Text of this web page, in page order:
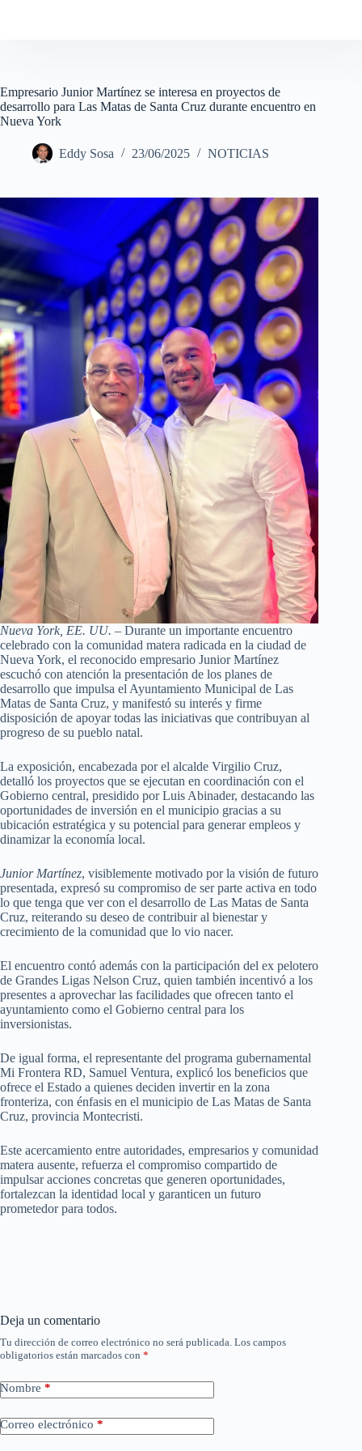
Empresario Junior Martínez se interesa en proyectos de
desarrollo para Las Matas de Santa Cruz durante encuentro en
Nueva York
Eddy Sosa 23/06/2025 NOTICIAS
Nueva York, EE. UU. – Durante un importante encuentro
celebrado con la comunidad matera radicada en la ciudad de
Nueva York, el reconocido empresario Junior Martínez
escuchó con atención la presentación de los planes de
desarrollo que impulsa el Ayuntamiento Municipal de Las
Matas de Santa Cruz, y manifestó su interés y firme
disposición de apoyar todas las iniciativas que contribuyan al
progreso de su pueblo natal.
La exposición, encabezada por el alcalde Virgilio Cruz,
detalló los proyectos que se ejecutan en coordinación con el
Gobierno central, presidido por Luis Abinader, destacando las
oportunidades de inversión en el municipio gracias a su
ubicación estratégica y su potencial para generar empleos y
dinamizar la economía local.
Junior Martínez, visiblemente motivado por la visión de futuro
presentada, expresó su compromiso de ser parte activa en todo
lo que tenga que ver con el desarrollo de Las Matas de Santa
Cruz, reiterando su deseo de contribuir al bienestar y
crecimiento de la comunidad que lo vio nacer.
El encuentro contó además con la participación del ex pelotero
de Grandes Ligas Nelson Cruz, quien también incentivó a los
presentes a aprovechar las facilidades que ofrecen tanto el
ayuntamiento como el Gobierno central para los
inversionistas.
De igual forma, el representante del programa gubernamental
Mi Frontera RD, Samuel Ventura, explicó los beneficios que
ofrece el Estado a quienes deciden invertir en la zona
fronteriza, con énfasis en el municipio de Las Matas de Santa
Cruz, provincia Montecristi.
Este acercamiento entre autoridades, empresarios y comunidad
matera ausente, refuerza el compromiso compartido de
impulsar acciones concretas que generen oportunidades,
fortalezcan la identidad local y garanticen un futuro
prometedor para todos.
Deja un comentario
Tu dirección de correo electrónico no será publicada. Los campos
obligatorios están marcados con *
Nombre *
Correo electrónico *